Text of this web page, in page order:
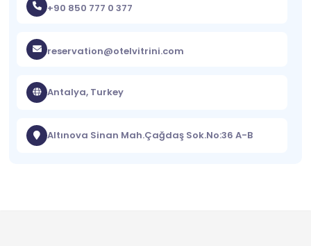
+90 850 777 0 377
reservation@otelvitrini.com
Antalya, Turkey
Altınova Sinan Mah.Çağdaş Sok.No:36 A-B